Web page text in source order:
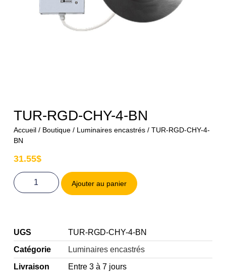
TUR-RGD-CHY-4-BN
Accueil/ Boutique/ Luminaires encastrés/ TUR-RGD-CHY-4-
BN
31.55$
Ajouter au panier
UGS
TUR-RGD-CHY-4-BN
Catégorie
Luminaires encastrés
Livraison
Entre 3 à 7 jours